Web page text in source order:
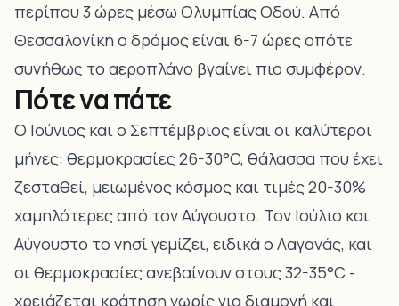
περίπου 3 ώρες μέσω Ολυμπίας Οδού. Από
Θεσσαλονίκη ο δρόμος είναι 6-7 ώρες οπότε
συνήθως το αεροπλάνο βγαίνει πιο συμφέρον.
Πότε να πάτε
Ο Ιούνιος και ο Σεπτέμβριος είναι οι καλύτεροι
μήνες: θερμοκρασίες 26-30°C, θάλασσα που έχει
ζεσταθεί, μειωμένος κόσμος και τιμές 20-30%
χαμηλότερες από τον Αύγουστο. Τον Ιούλιο και
Αύγουστο το νησί γεμίζει, ειδικά ο Λαγανάς, και
οι θερμοκρασίες ανεβαίνουν στους 32-35°C -
χρειάζεται κράτηση νωρίς για διαμονή και